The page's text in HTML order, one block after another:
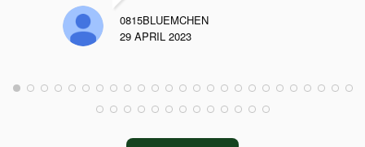
0815BLUEMCHEN
29 APRIL 2023